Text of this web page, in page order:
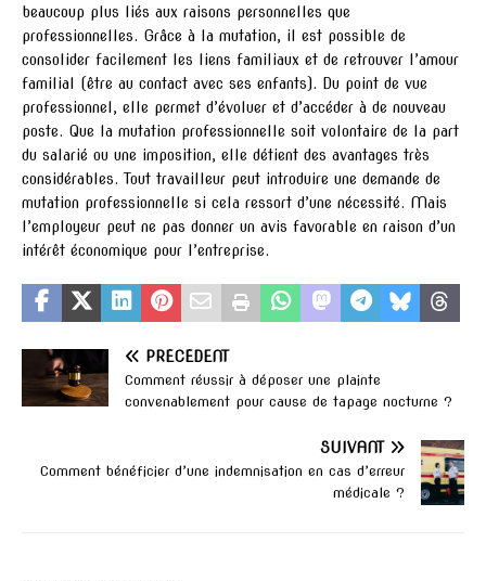
beaucoup plus liés aux raisons personnelles que
professionnelles. Grâce à la mutation, il est possible de
consolider facilement les liens familiaux et de retrouver l’amour
familial (être au contact avec ses enfants). Du point de vue
professionnel, elle permet d’évoluer et d’accéder à de nouveau
poste. Que la mutation professionnelle soit volontaire de la part
du salarié ou une imposition, elle détient des avantages très
considérables. Tout travailleur peut introduire une demande de
mutation professionnelle si cela ressort d’une nécessité. Mais
l’employeur peut ne pas donner un avis favorable en raison d’un
intérêt économique pour l’entreprise.
PRÉCÉDENT
Comment réussir à déposer une plainte
convenablement pour cause de tapage nocturne ?
SUIVANT
Comment bénéficier d’une indemnisation en cas d’erreur
médicale ?